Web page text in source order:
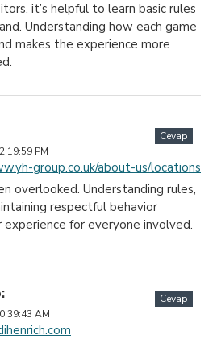
it’s helpful to learn basic rules
Understanding how each game
makes the experience more
PM
group.co.uk/about-us/locations
Cevap
overlooked. Understanding rules,
respectful behavior
for everyone involved.
AM
Cevap